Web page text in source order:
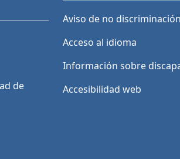
de
Aviso de no discriminación
Acceso al idioma
Información sobre
Accesibilidad web